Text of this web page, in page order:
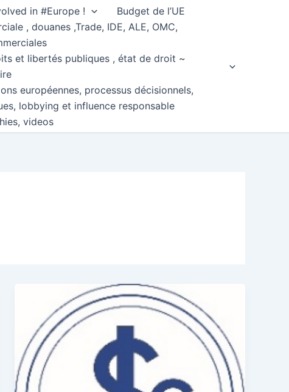
in #Europe !
Budget de l’UE
, douanes ,Trade, IDE, ALE, OMC,
et libertés publiques , état de droit ~
européennes, processus décisionnels,
lobbying et influence responsable
videos